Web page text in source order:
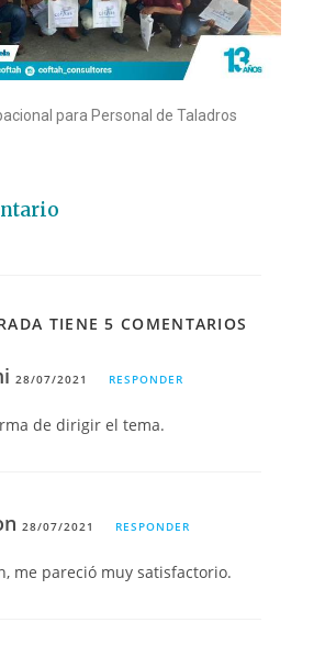
para Personal de Taladros
TIENE 5 COMENTARIOS
28/07/2021 RESPONDER
de dirigir el tema.
28/07/2021 RESPONDER
me pareció muy satisfactorio.